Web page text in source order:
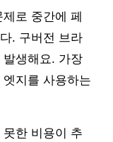
로 중간에 페
. 구버전 브라
생해요. 가장
지를 사용하는
한 비용이 추